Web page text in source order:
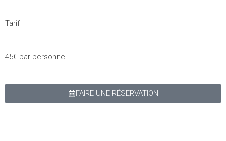
Tarif
45€ par personne
FAIRE UNE RÉSERVATION